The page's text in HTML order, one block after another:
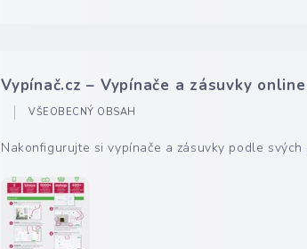
Vypínač.cz – Vypínače a zásuvky
VŠEOBECNÝ OBSAH
Nakonfigurujte si vypínače a zásuvky podle